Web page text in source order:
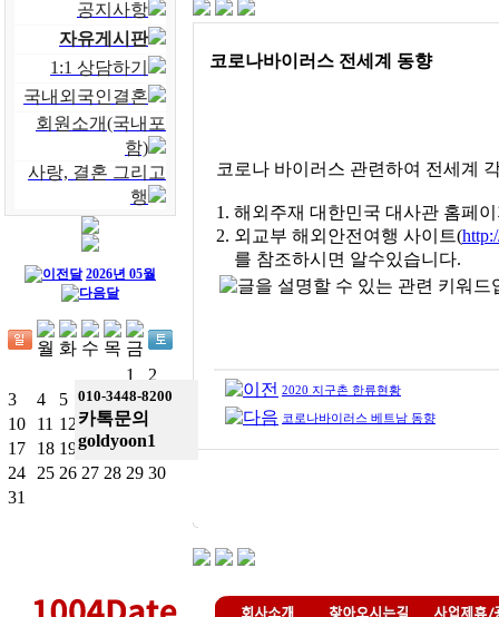
공지사항
자유게시판
1:1 상담하기
국내외국인결혼
회원소개(국내포
함)
사랑, 결혼 그리고
행
010-3448-8200
카톡문의
goldyoon1
2026년 05월
1
2
3
4 5 6 7 8
9
10
11 12 13 14 15
17
18 19 20 21 22 23
24
25 26 27 28 29 30
31
코로나바이러스 전세계 동향
코로나 바이러스 관련하여 전세계
1. 해외주재 대한민국 대사관 홈페
2. 외교부 해외안전여행 사이트(
를 참조하시면 알수있습니다.
2020 지구촌 한류현황
코로나바이러스 베트남 동향